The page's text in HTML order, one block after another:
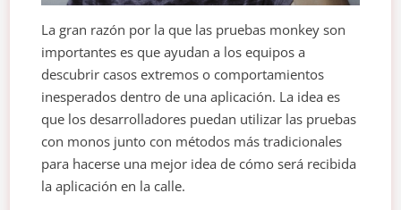
La gran razón por la que las pruebas monkey son
importantes es que ayudan a los equipos a
descubrir casos extremos o comportamientos
inesperados dentro de una aplicación. La idea es
que los desarrolladores puedan utilizar las pruebas
con monos junto con métodos más tradicionales
para hacerse una mejor idea de cómo será recibida
la aplicación en la calle.